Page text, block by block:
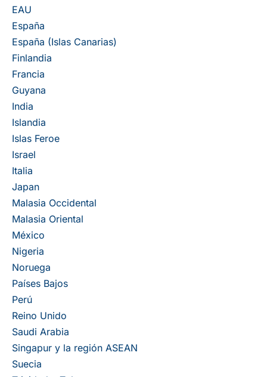
EAU
España
España (Islas Canarias)
Finlandia
Francia
Guyana
India
Islandia
Islas Feroe
Israel
Italia
Japan
Malasia Occidental
Malasia Oriental
México
Nigeria
Noruega
Países Bajos
Perú
Reino Unido
Saudi Arabia
Singapur y la región ASEAN
Suecia